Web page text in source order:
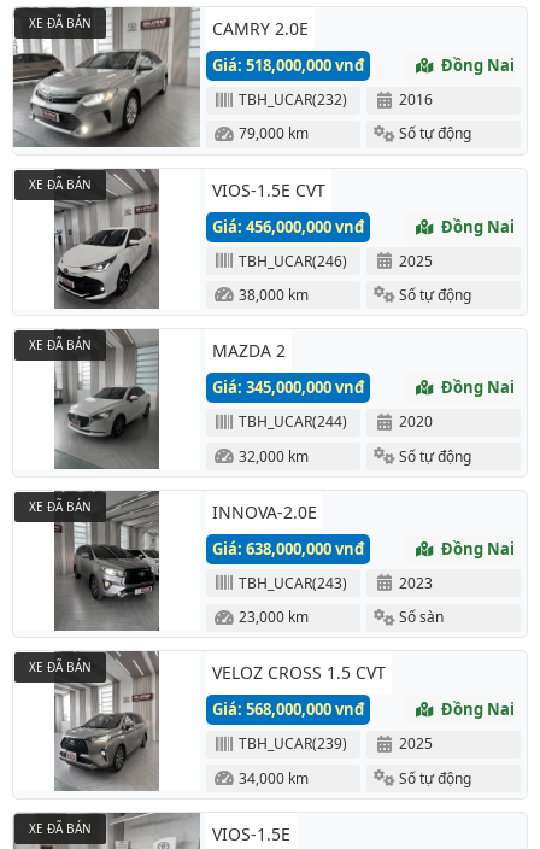
CAMRY 2.0E
Giá: 518,000,000 vnđ Đồng Nai
TBH_UCAR(232)
2016
79,000 km
Số tự động
XE ĐÃ BÁN
VIOS-1.5E CVT
Giá: 456,000,000 vnđ Đồng Nai
TBH_UCAR(246)
2025
38,000 km
Số tự động
XE ĐÃ BÁN
MAZDA 2
Giá: 345,000,000 vnđ Đồng Nai
TBH_UCAR(244)
2020
32,000 km
Số tự động
XE ĐÃ BÁN
INNOVA-2.0E
Giá: 638,000,000 vnđ Đồng Nai
TBH_UCAR(243)
2023
23,000 km
Số sàn
XE ĐÃ BÁN
VELOZ CROSS 1.5 CVT
Giá: 568,000,000 vnđ Đồng Nai
TBH_UCAR(239)
2025
34,000 km
Số tự động
XE ĐÃ BÁN
VIOS-1.5E
XE ĐÃ BÁN